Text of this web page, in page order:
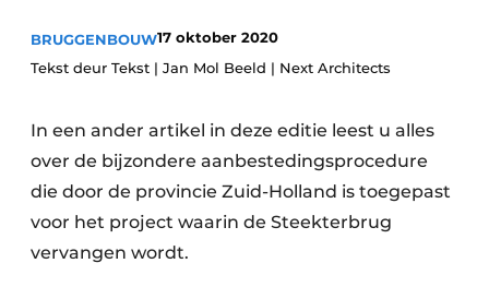
Duurzaamheid & Innovatie
Fundering
BRUGGENBOUW17 oktober 2020
Tekst deur Tekst | Jan Mol Beeld | Next Architects
In een ander artikel in deze editie leest u alles
over de bijzondere aanbestedingsprocedure
die door de provincie Zuid-Holland is toegepast
voor het project waarin de Steekterbrug
vervangen wordt.